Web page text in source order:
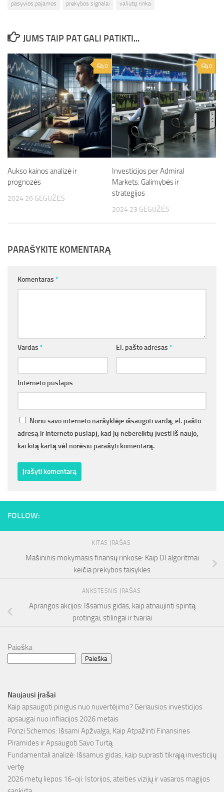
pasyvios pajamos prekybos signalai valiutų rinka
JUMS TAIP PAT GALI PATIKTI...
0
Aukso kainos analizė ir
prognozės
2024 26 GEGUŽĖS
0
Investicijos per Admiral
Markets: Galimybės ir
strategijos
2024 23 GEGUŽĖS
PARAŠYKITE KOMENTARĄ
Komentaras *
Vardas * El. pašto adresas *
Interneto puslapis
Noriu savo interneto naršyklėje išsaugoti vardą, el. pašto
adresą ir interneto puslapį, kad jų nebereiktų įvesti iš naujo,
kai kitą kartą vėl norėsiu parašyti komentarą.
FOLLOW:
KITAS ĮRAŠAS
Mašininis mokymasis finansų rinkose: Kaip DI algoritmai
keičia prekybos taisykles
ANKSTESNIS ĮRAŠAS
Aprangos akcijos: Išsamus gidas, kaip atnaujinti spintą
protingai, stilingai ir tvariai
Paieška
Paieška
Naujausi įrašai
Kaip apsaugoti pinigus nuo nuvertėjimo? Geriausios investicijos
apsaugai nuo infliacijos 2026 metais
Ponzi Schemos: Išsami Apžvalga, Kaip Atpažinti Finansines
Piramides ir Apsaugoti Savo Turtą
Fundamentali analizė: Išsamus gidas, kaip suprasti tikrąją investicijų
vertę
2026 metų liepos 16-oji: Istorijos, ateities vizijų ir vasaros magijos